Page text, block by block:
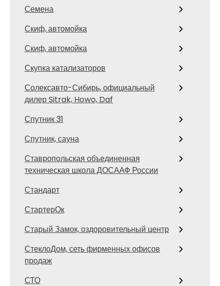
Семена
Скиф, автомойка
Скиф, автомойка
Скупка катализаторов
Солексавто-Сибирь, официальный
дилер Sitrak, Howo, Daf
Спутник 31
Спутник, сауна
Ставропольская объединенная
техническая школа ДОСААФ России
Стандарт
СтартерОк
Старый Замок, оздоровительный центр
СтеклоДом, сеть фирменных офисов
продаж
СТО